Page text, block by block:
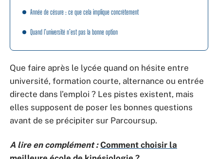
Année de césure : ce que cela implique concrètement
Quand l’université n’est pas la bonne option
Que faire après le lycée quand on hésite entre
université, formation courte, alternance ou entrée
directe dans l’emploi ? Les pistes existent, mais
elles supposent de poser les bonnes questions
avant de se précipiter sur Parcoursup.
A lire en complément : Comment choisir la